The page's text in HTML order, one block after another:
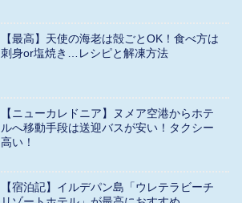
【最高】天使の海老は殻ごとOK！食べ方は
刺身or塩焼き…レシピと解凍方法
【ニューカレドニア】ヌメア空港からホテ
ルへ移動手段は送迎バスが安い！タクシー
高い！
【宿泊記】イルデパン島「ウレテラビーチ